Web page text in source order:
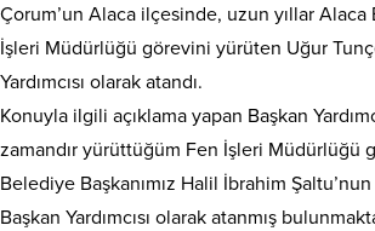
Çorum’un Alaca ilçesinde, uzun yıllar
İşleri Müdürlüğü görevini yürüten Uğur
Yardımcısı olarak atandı.
Konuyla ilgili açıklama yapan Başkan
zamandır yürüttüğüm Fen İşleri Müdürlüğü
Belediye Başkanımız Halil İbrahim
Başkan Yardımcısı olarak atanmış